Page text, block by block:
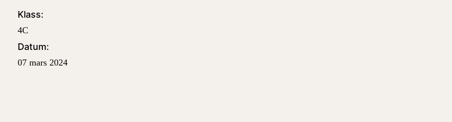
Klass:
4C
Datum:
07 mars 2024